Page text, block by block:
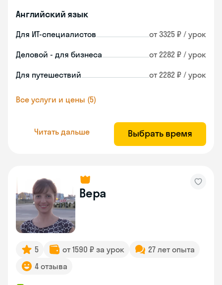
Английский язык
Для ИТ-специалистов от 3325 ₽ / урок
Деловой - для бизнеса от 2282 ₽ / урок
Для путешествий от 2282 ₽ / урок
Все услуги и цены (5)
Читать дальше Выбрать время
Вера
5 от 1590 ₽ за урок
27 лет опыта
4 отзыва